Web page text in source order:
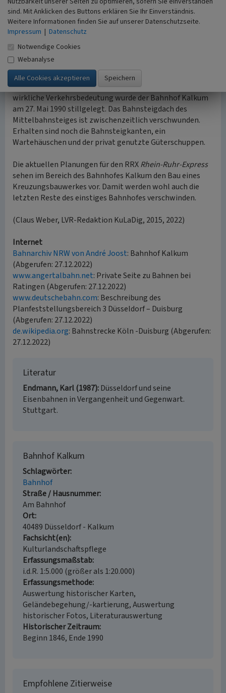
vom 18. März 1971. Die erste Strecke in Düsseldorf war die
Verbindung von (Düsseldorf-)Garath nach Ratingen-Ost
(heute Teil der S 6), eröffnet am 28. September 1967. Die S-
Bahn Verbindung zwischen Duisburg und Düsseldorf wurde
am 22. Mai 1977 eröffnet (S 1). Somit wurde Kalkum S-
Bahn Haltepunkt.
Wegen der abgelegenen Lage des Bahnhofes ohne
wirkliche Verkehrsbedeutung wurde der Bahnhof Kalkum
am 27. Mai 1990 stillgelegt. Das Bahnsteigdach des
Mittelbahnsteiges ist zwischenzeitlich verschwunden.
Erhalten sind noch die Bahnsteigkanten, ein
Wartehäuschen und der privat genutzte Güterschuppen.
Die aktuellen Planungen für den RRXRhein-Ruhr-Express
sehen im Bereich des Bahnhofes Kalkum den Bau eines
Kreuzungsbauwerkes vor. Damit werden wohl auch die
letzten Reste des einstiges Bahnhofes verschwinden.
(Claus Weber, LVR-Redaktion KuLaDig, 2015, 2022)
Internet
Bahnarchiv NRW von André Joost: Bahnhof Kalkum
(Abgerufen: 27.12.2022)
www.angertalbahn.net: Private Seite zu Bahnen bei
Ratingen (Abgerufen: 27.12.2022)
www.deutschebahn.com: Beschreibung des
Planfeststellungsbereich 3 Düsseldorf – Duisburg
(Abgerufen: 27.12.2022)
de.wikipedia.org: Bahnstrecke Köln -Duisburg (Abgerufen:
27.12.2022)
Literatur
Endmann, Karl (1987) Düsseldorf und seine
Eisenbahnen in Vergangenheit und Gegenwart.
Stuttgart.
Bahnhof Kalkum
Schlagwörter
Bahnhof
Straße / Hausnummer
Am Bahnhof
Ort
40489 Düsseldorf - Kalkum
Fachsicht(en)
Kulturlandschaftspflege
Erfassungsmaßstab
i.d.R. 1:5.000 (größer als 1:20.000)
Erfassungsmethode
Auswertung historischer Karten,
Geländebegehung/-kartierung, Auswertung
historischer Fotos, Literaturauswertung
Historischer Zeitraum
Beginn 1846, Ende 1990
Empfohlene Zitierweise
sind. Mit Anklicken des Buttons erklären Sie Ihr Einverständnis.
Weitere Informationen finden Sie auf unserer Datenschutzseite.
Impressum | Datenschutz
Notwendige Cookies
Webanalyse